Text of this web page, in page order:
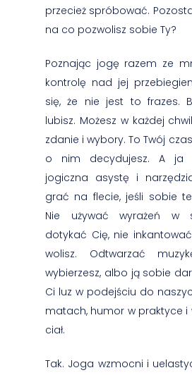
przecież spróbować.
na co pozwolisz sobie Ty?
Poznając jogę razem ze
kontrolę nad jej
się, że nie jest to frazes.
lubisz. Możesz w każdej
zdanie i wybory. To Twój
o nim decydujesz. A ja
jogiczna asystę i
grać na flecie, jeśli sobie
Nie używać wyrażeń w
dotykać Cię, nie
wolisz. Odtwarzać
wybierzesz, albo ją sobie
Ci luz w podejściu do
matach, humor w praktyce i
ciał.
Tak. Joga wzmocni i